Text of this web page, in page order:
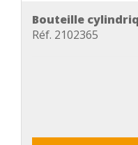
Bouteille
Réf. 2102365